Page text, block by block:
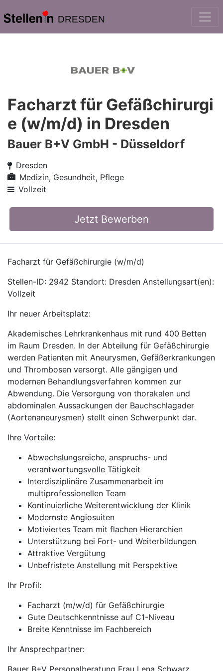
DRESDEN
Facharzt für Gefäßchirurgi
e (w/m/d) in Dresden
Bauer B+V GmbH - Düsseldorf
Dresden
Medizin, Gesundheit, Pflege
Vollzeit
Jetzt Bewerben
Facharzt für Gefäßchirurgie (w/m/d)
Stellen-ID: 2942 Standort: Dresden Anstellungsart(en):
Vollzeit
Ihr neuer Arbeitsplatz:
Akademisches Lehrkrankenhaus mit rund 400 Betten
im Raum Dresden. In der Abteilung für Gefäßchirurgie
werden Patienten mit Aneurysmen, Gefäßerkrankungen
und Thrombosen versorgt. Alle gängigen und
modernen Behandlungsverfahren kommen zur
Abwendung. Die Versorgung von thorakalen und
abdominalen Aussackungen der Bauchschlagader
(Aortenaneurysmen) stellt einen Schwerpunkt dar.
Ihre Vorteile:
Abwechslungsreiche, anspruchs- und
verantwortungsvolle Tätigkeit
Interdisziplinäre Zusammenarbeit im
multiprofessionellen Team
Kontinuierliche Weiterentwicklung der Klinik
Modernste Angiosuiten
Motiviertes Team mit flachen Hierarchien
Unterstützung bei Fort- und Weiterbildungen
Attraktive Vergütung
Unbefristete Anstellung mit Perspektive
Ihr Profil:
Facharzt (m/w/d) für Gefäßchirurgie
Gute Deutschkenntnisse auf C1-Niveau
Breite Kenntnisse im Fachbereich
Ihr Ansprechpartner:
Bauer B+V Personalberatung Frau Lena Schwarz